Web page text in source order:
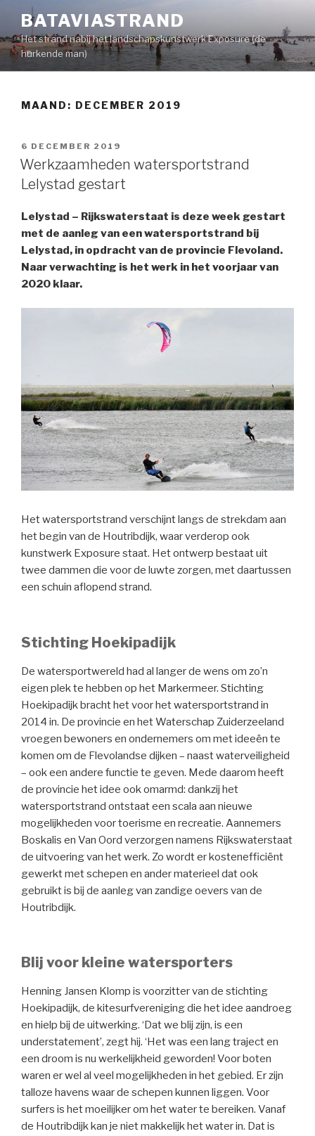
inhoud
springen
BATAVIASTRAND
Het strand nabij het landschapskunstwerk Exposure (de
hurkende man)
MAAND: DECEMBER 2019
GEPLAATST
OP
6 DECEMBER 2019
Werkzaamheden watersportstrand
Lelystad gestart
Lelystad – Rijkswaterstaat is deze week gestart
met de aanleg van een watersportstrand bij
Lelystad, in opdracht van de provincie Flevoland.
Naar verwachting is het werk in het voorjaar van
2020 klaar.
Het watersportstrand verschijnt langs de strekdam aan
het begin van de Houtribdijk, waar verderop ook
kunstwerk Exposure staat. Het ontwerp bestaat uit
twee dammen die voor de luwte zorgen, met daartussen
een schuin aflopend strand.
Stichting Hoekipadijk
De watersportwereld had al langer de wens om zo’n
eigen plek te hebben op het Markermeer. Stichting
Hoekipadijk bracht het voor het watersportstrand in
2014 in. De provincie en het Waterschap Zuiderzeeland
vroegen bewoners en ondernemers om met ideeën te
komen om de Flevolandse dijken – naast waterveiligheid
– ook een andere functie te geven. Mede daarom heeft
de provincie het idee ook omarmd: dankzij het
watersportstrand ontstaat een scala aan nieuwe
mogelijkheden voor toerisme en recreatie. Aannemers
Boskalis en Van Oord verzorgen namens Rijkswaterstaat
de uitvoering van het werk. Zo wordt er kostenefficiënt
gewerkt met schepen en ander materieel dat ook
gebruikt is bij de aanleg van zandige oevers van de
Houtribdijk.
Blij voor kleine watersporters
Henning Jansen Klomp is voorzitter van de stichting
Hoekipadijk, de kitesurfvereniging die het idee aandroeg
en hielp bij de uitwerking. ‘Dat we blij zijn, is een
understatement’, zegt hij. ‘Het was een lang traject en
een droom is nu werkelijkheid geworden! Voor boten
waren er wel al veel mogelijkheden in het gebied. Er zijn
talloze havens waar de schepen kunnen liggen. Voor
surfers is het moeilijker om het water te bereiken. Vanaf
de Houtribdijk kan je niet makkelijk het water in. Dat is